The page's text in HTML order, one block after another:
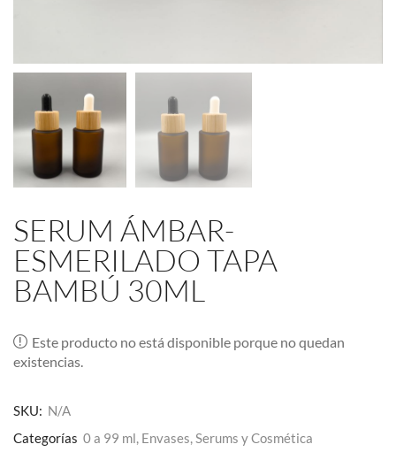
SERUM ÁMBAR-
ESMERILADO TAPA
BAMBÚ 30ML
Este producto no está disponible porque no quedan
existencias.
SKU: N/A
Categorías 0 a 99 ml, Envases,Serums y Cosmética